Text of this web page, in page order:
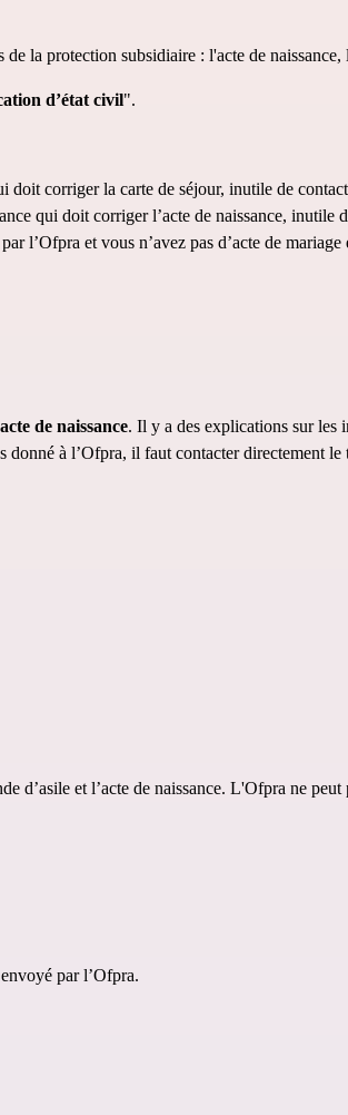
de la protection subsidiaire : l'acte de naissance,
d’état civil".
doit corriger la carte de séjour, inutile de
qui doit corriger l’acte de naissance, inutile
l’Ofpra et vous n’avez pas d’acte de
de naissance. Il y a des explications sur les
donné à l’Ofpra, il faut contacter
d’asile et l’acte de naissance. L'Ofpra ne
par l’Ofpra.